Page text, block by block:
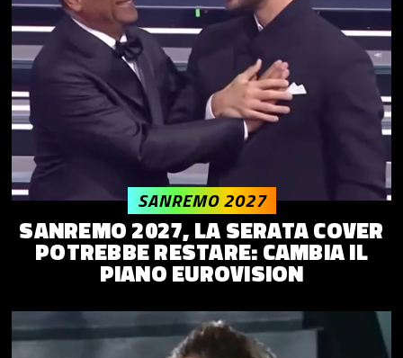
SANREMO 2027, LA SERATA COVER
POTREBBE RESTARE: CAMBIA IL
PIANO EUROVISION
SANREMO 2027